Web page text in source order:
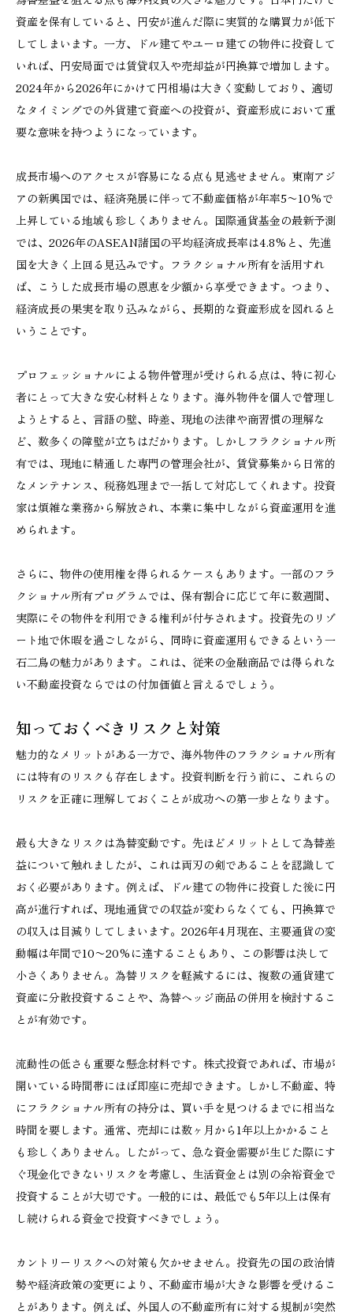
資産を保有していると、円安が進んだ際に実質的な購買力が低下
してしまいます。一方、ドル建てやユーロ建ての物件に投資して
いれば、円安局面では賃貸収入や売却益が円換算で増加します。
2024年から2026年にかけて円相場は大きく変動しており、適切
なタイミングでの外貨建て資産への投資が、資産形成において重
要な意味を持つようになっています。
成長市場へのアクセスが容易になる点も見逃せません。東南アジ
アの新興国では、経済発展に伴って不動産価格が年率5〜10%で
上昇している地域も珍しくありません。国際通貨基金の最新予測
では、2026年のASEAN諸国の平均経済成長率は4.8%と、先進
国を大きく上回る見込みです。フラクショナル所有を活用すれ
ば、こうした成長市場の恩恵を少額から享受できます。つまり、
経済成長の果実を取り込みながら、長期的な資産形成を図れると
いうことです。
プロフェッショナルによる物件管理が受けられる点は、特に初心
者にとって大きな安心材料となります。海外物件を個人で管理し
ようとすると、言語の壁、時差、現地の法律や商習慣の理解な
ど、数多くの障壁が立ちはだかります。しかしフラクショナル所
有では、現地に精通した専門の管理会社が、賃貸募集から日常的
なメンテナンス、税務処理まで一括して対応してくれます。投資
家は煩雑な業務から解放され、本業に集中しながら資産運用を進
められます。
さらに、物件の使用権を得られるケースもあります。一部のフラ
クショナル所有プログラムでは、保有割合に応じて年に数週間、
実際にその物件を利用できる権利が付与されます。投資先のリゾ
ート地で休暇を過ごしながら、同時に資産運用もできるという一
石二鳥の魅力があります。これは、従来の金融商品では得られな
い不動産投資ならではの付加価値と言えるでしょう。
知っておくべきリスクと対策
魅力的なメリットがある一方で、海外物件のフラクショナル所有
には特有のリスクも存在します。投資判断を行う前に、これらの
リスクを正確に理解しておくことが成功への第一歩となります。
最も大きなリスクは為替変動です。先ほどメリットとして為替差
益について触れましたが、これは両刃の剣であることを認識して
おく必要があります。例えば、ドル建ての物件に投資した後に円
高が進行すれば、現地通貨での収益が変わらなくても、円換算で
の収入は目減りしてしまいます。2026年4月現在、主要通貨の変
動幅は年間で10〜20%に達することもあり、この影響は決して
小さくありません。為替リスクを軽減するには、複数の通貨建て
資産に分散投資することや、為替ヘッジ商品の併用を検討するこ
とが有効です。
流動性の低さも重要な懸念材料です。株式投資であれば、市場が
開いている時間帯にほぼ即座に売却できます。しかし不動産、特
にフラクショナル所有の持分は、買い手を見つけるまでに相当な
時間を要します。通常、売却には数ヶ月から1年以上かかること
も珍しくありません。したがって、急な資金需要が生じた際にす
ぐ現金化できないリスクを考慮し、生活資金とは別の余裕資金で
投資することが大切です。一般的には、最低でも5年以上は保有
し続けられる資金で投資すべきでしょう。
カントリーリスクへの対策も欠かせません。投資先の国の政治情
勢や経済政策の変更により、不動産市場が大きな影響を受けるこ
とがあります。例えば、外国人の不動産所有に対する規制が突然